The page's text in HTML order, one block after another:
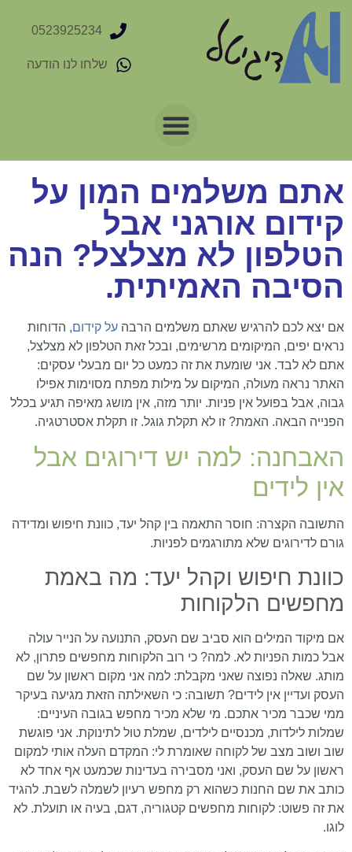
0523925234
שלחו לנו הודעה
אתם משלמים המון על
קידום אורגני אבל
הטלפון לא מצלצל? הנה
הסיבה האמיתית.
אם יצא לכם להרגיש שאתם משלמים הרבה על קידום, הדוחות
נראים יפים, המיקומים מרשימים, ובכל זאת הטלפון לא מצלצל,
אתם לא לבד. אני שומעת את זה כמעט כל יום מבעלי עסקים:
האתר נראה מעולה, המיקום על מילות מפתח מסוימות אפילו
גבוה, אבל בפועל אין פניות. יותר מזה, אין מושג מאיפה תגיע בכלל
הפנייה הבאה. האמת? זו לא תקלת גוגל. זו תקלת אסטרטגיה.
האבחנה: למה יש דירוגים אבל
אין לידים
התשובה הקצרה: חוסר התאמה בין קהל יעד, כוונת חיפוש ומדידה
גורם לדירוגים שלא מתורגמים לפניות.
כוונת חיפוש וקהל יעד: מה באמת
מחפשים הלקוחות
אם מיקוד המילים הוא סביב שם העסק, התנועה על הנייר עולה
אבל כמות הפניות לא. למה? כי רוב הלקוחות מחפשים פתרון, לא
מותג. שאלה נפוצה שאני מקבלת: למה אני מקום ראשון על שם
העסק ועדיין אין לידים? תשובה: כי השאילתה הזאת מגיעה בעיקר
ממי שכבר מכיר אתכם. מי שלא מכיר מחפש בגובה העיניים:
שמלות לילדות, מכנסיים לילדים, שמלת טול לתינוקת. אני פוגשת
שוב ושוב מצב של לקוחה שאומרת לי: המקדם העלה אותי למקום
ראשון על שם העסק, ואני מסבירה בעדינות שכמעט אף אחד לא
כותב את שם החנות כשהוא רק מחפש רעיון לשמלה לשבת. להגיד
את זה פשוט: לקוחות מחפשים קטגוריה, דגם, בעיה או תועלת. לא
לוגו.